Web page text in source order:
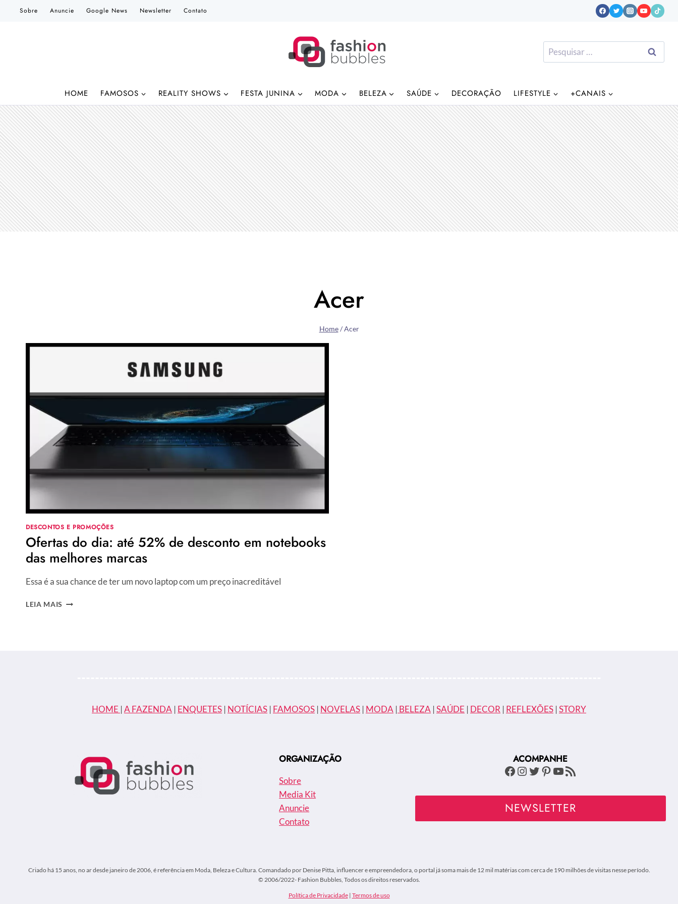
Sobre Anuncie Google News Newsletter Contato
Pesquisar
por:
HOME FAMOSOS REALITY SHOWS FESTA JUNINA MODA BELEZA SAÚDE DECORAÇÃO LIFESTYLE +CANAIS
Acer
Home / Acer
DESCONTOS E PROMOÇÕES
Ofertas do dia: até 52% de desconto em notebooks
das melhores marcas
Essa é a sua chance de ter um novo laptop com um preço inacreditável
LEIA MAIS OFERTAS
MELHORESHOME | A FAZENDA | ENQUETES | NOTÍCIAS | FAMOSOS | NOVELAS | MODA | BELEZA | SAÚDE | DECOR | REFLEXÕES | STORY
ORGANIZAÇÃO
Sobre
Media Kit
Anuncie
Contato
ACOMPANHE
Facebook
Instagram
Twitter
Pinterest
Youtube
Feed RSS
NEWSLETTER
Criado há 15 anos, no ar desde janeiro de 2006, é referência em Moda, Beleza e Cultura. Comandado por Denise Pitta, influencer e empreendedora, o portal já soma mais de 12 mil matérias com cerca de 190 milhões de visitas nesse período.
© 2006/2022- Fashion Bubbles, Todos os direitos reservados.
Política de Privacidade| Termos de uso